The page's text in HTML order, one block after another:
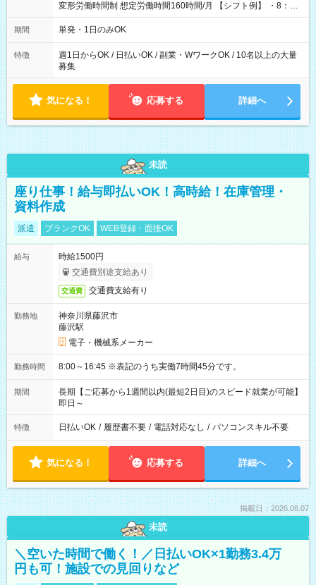
変形労働時間制 想定労働時間160時間/月 【シフト例】 ・8：00
～21：00
期間 単発・1日のみOK
特徴
週1日からOK / 日払いOK / 副業・WワークOK / 10名以上の大量
募集
気になる！ 応募する 詳細へ
未読
座り仕事！給与即払いOK！高時給！在庫管理・
資料作成
派遣 ブランクOK WEB登録・面接OK
給与
時給1500円
交通費別途支給あり
交通費 交通費支給有り
勤務地
神奈川県藤沢市
藤沢駅
電子・機械系メーカー
勤務時間 8:00～16:45 ※表記のうち実働7時間45分です。
期間
長期【ご応募から1週間以内(最短2日目)のスピード就業が可能】
即日～
特徴 日払いOK / 履歴書不要 / 電話対応なし / パソコンスキル不要
気になる！ 応募する 詳細へ
掲載日：2026.08.07
未読
＼空いた時間で働く！／日払いOK×1勤務3.4万
円も可！施設での見回りなど